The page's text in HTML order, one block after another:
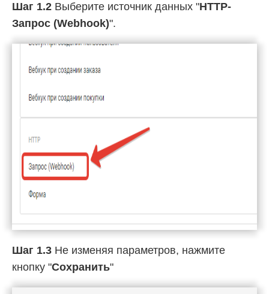
Шаг 1.2 Выберите источник данных "HTTP-
Запрос (Webhook)".
Шаг 1.3 Не изменяя параметров, нажмите
кнопку "Сохранить"